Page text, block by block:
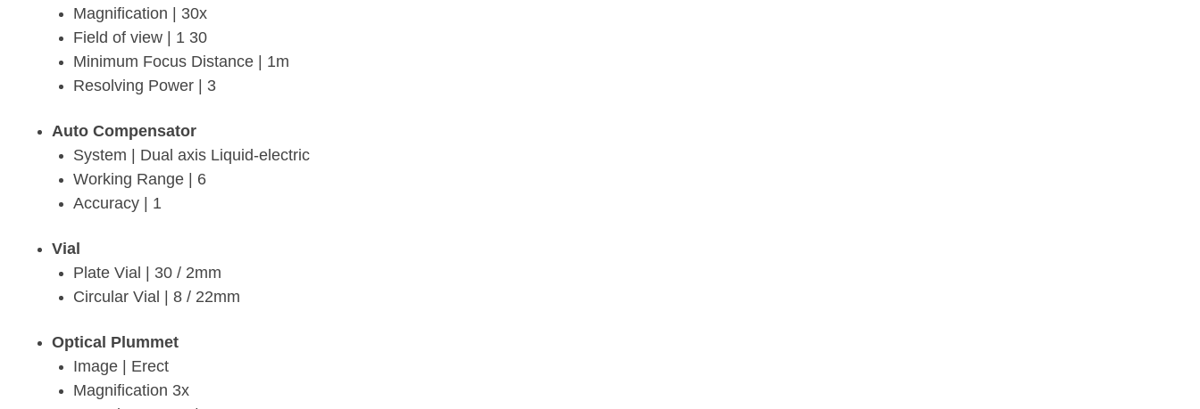
Magnification | 30x
Field of view | 1 30
Minimum Focus Distance | 1m
Resolving Power | 3
Auto Compensator
System | Dual axis Liquid-electric
Working Range | 6
Accuracy | 1
Vial
Plate Vial | 30 / 2mm
Circular Vial | 8 / 22mm
Optical Plummet
Image | Erect
Magnification 3x